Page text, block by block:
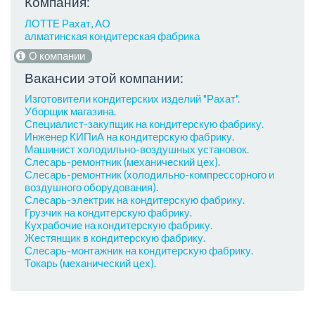
ЛОТТЕ Рахат, АО
алматинская кондитерская фабрика
О компании
Вакансии этой компании:
Изготовители кондитерских изделий "Рахат".
Уборщик магазина.
Специалист-закупщик на кондитерскую фабрику.
Инженер КИПиА на кондитерскую фабрику.
Машинист холодильно-воздушных установок.
Слесарь-ремонтник (механический цех).
Слесарь-ремонтник (холодильно-компрессорного и
воздушного оборудования).
Слесарь-электрик на кондитерскую фабрику.
Грузчик на кондитерскую фабрику.
Кухрабочие на кондитерскую фабрику.
Жестянщик в кондитерскую фабрику.
Слесарь-монтажник на кондитерскую фабрику.
Токарь (механический цех).